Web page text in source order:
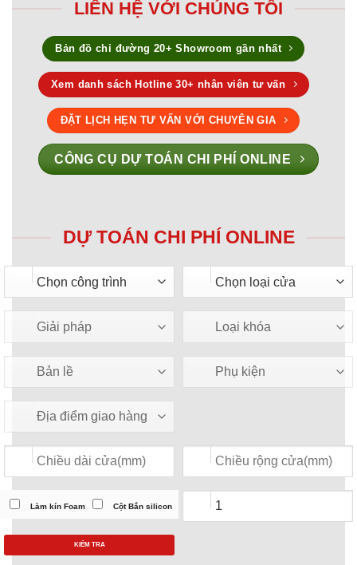
LIÊN HỆ VỚI CHÚNG TÔI
Bản đồ chỉ đường 20+ Showroom gần nhất
Xem danh sách Hotline 30+ nhân viên tư vấn
ĐẶT LỊCH HẸN TƯ VẤN VỚI CHUYÊN GIA
CÔNG CỤ DỰ TOÁN CHI PHÍ ONLINE
DỰ TOÁN CHI PHÍ ONLINE
Làm kín Foam Cột Bắn silicon
KIỂM TRA